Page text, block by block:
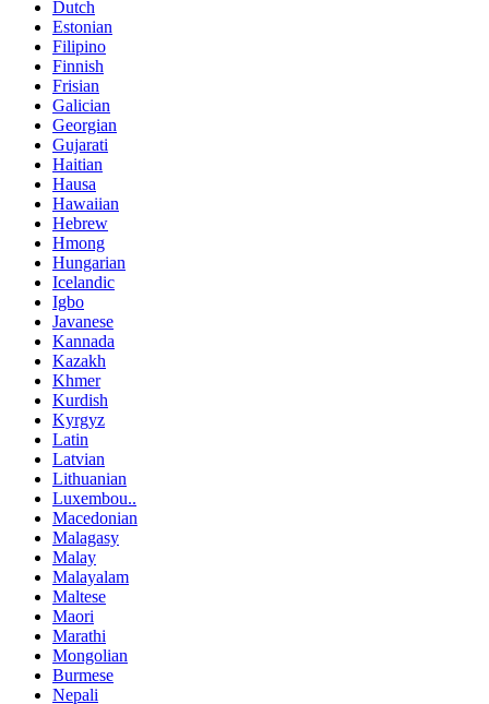
Dutch
Estonian
Filipino
Finnish
Frisian
Galician
Georgian
Gujarati
Haitian
Hausa
Hawaiian
Hebrew
Hmong
Hungarian
Icelandic
Igbo
Javanese
Kannada
Kazakh
Khmer
Kurdish
Kyrgyz
Latin
Latvian
Lithuanian
Luxembou..
Macedonian
Malagasy
Malay
Malayalam
Maltese
Maori
Marathi
Mongolian
Burmese
Nepali